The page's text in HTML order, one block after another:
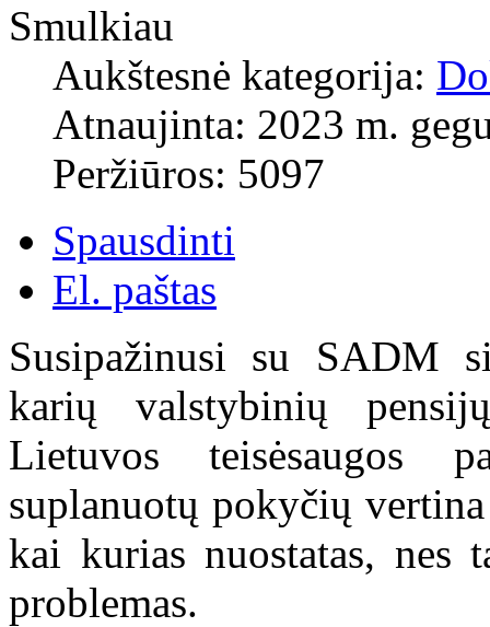
Smulkiau
Aukštesnė kategorija:
Atnaujinta: 2023 m.
Peržiūros: 5097
Spausdinti
El. paštas
Susipažinusi su SADM
karių valstybinių
Lietuvos teisėsaugos
suplanuotų pokyčių
kai kurias nuostatas, nes
problemas.